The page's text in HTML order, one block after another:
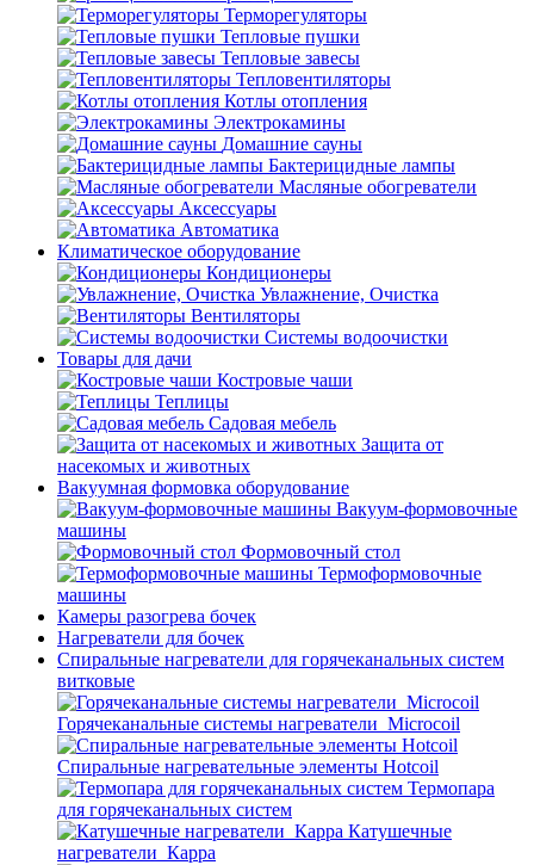
Терморегуляторы
Тепловые пушки
Тепловые завесы
Тепловентиляторы
Котлы отопления
Электрокамины
Домашние сауны
Бактерицидные лампы
Масляные обогреватели
Аксессуары
Автоматика
Климатическое оборудование
Кондиционеры
Увлажнение, Очистка
Вентиляторы
Системы водоочистки
Товары для дачи
Костровые чаши
Теплицы
Садовая мебель
Защита от
насекомых и животных
Вакуумная формовка оборудование
Вакуум-формовочные
машины
Формовочный стол
Термоформовочные
машины
Камеры разогрева бочек
Нагреватели для бочек
Спиральные нагреватели для горячеканальных систем
витковые
Горячеканальные системы нагреватели_Microcoil
Спиральные нагревательные элементы Hotcoil
Термопара
для горячеканальных систем
Катушечные
нагреватели_Карра